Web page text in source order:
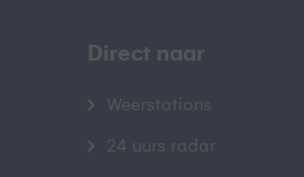
Direct naar
Weerstations
24 uurs radar